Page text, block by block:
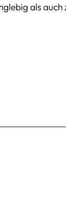
als auch